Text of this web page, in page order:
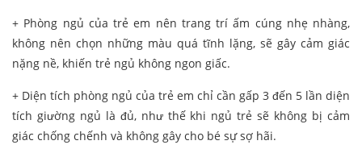
+ Phòng ngủ của trẻ em nên trang trí ấm cúng nhẹ nhàng,
không nên chọn những màu quá tĩnh lặng, sẽ gây cảm giác
nặng nề, khiến trẻ ngủ không ngon giấc.
+ Diện tích phòng ngủ của trẻ em chỉ cần gấp 3 đến 5 lần diện
tích giường ngủ là đủ, như thế khi ngủ trẻ sẽ không bị cảm
giác chống chếnh và không gây cho bé sự sợ hãi.